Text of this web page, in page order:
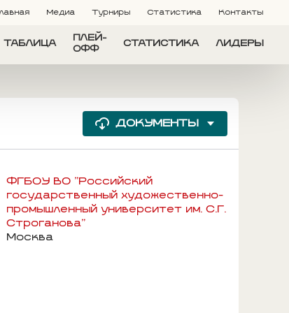
Медиа Турниры Статистика Контакты
ТАБЛИЦА
ПЛЕЙ-
ОФФ
СТАТИСТИКА ЛИДЕРЫ
ДОКУМЕНТЫ
ФГБОУ ВО "Российский
государственный художественно-
промышленный университет им. С.Г.
Строганова"
Москва